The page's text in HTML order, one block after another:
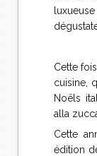
Cette
cuisine,
Noëls
alla
Cette
édition